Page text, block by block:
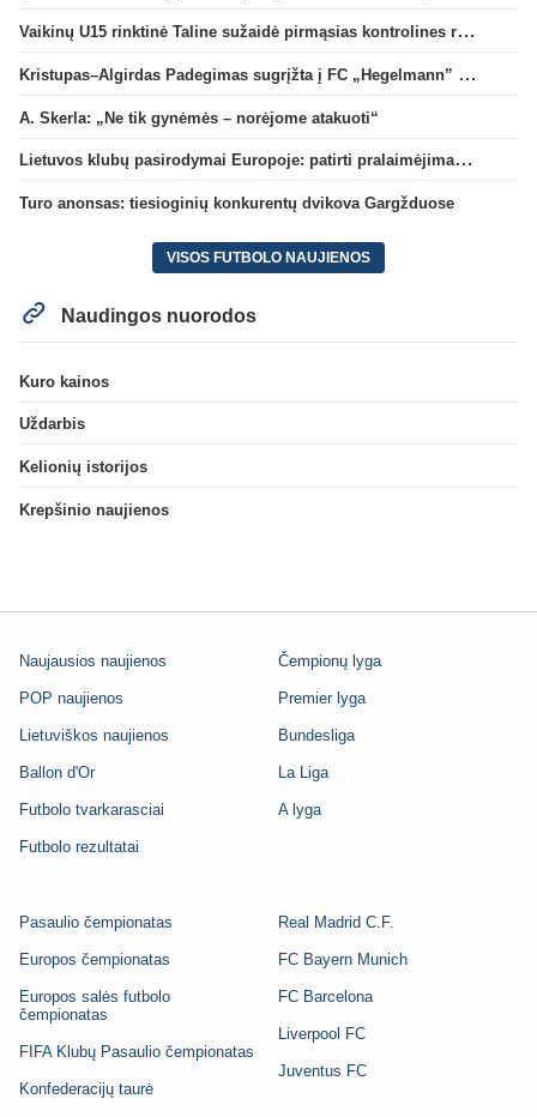
Vaikinų U15 rinktinė Taline sužaidė pirmąsias kontrolines rungtynes
Kristupas–Algirdas Padegimas sugrįžta į FC „Hegelmann” B sudėtį
A. Skerla: „Ne tik gynėmės – norėjome atakuoti“
Lietuvos klubų pasirodymai Europoje: patirti pralaimėjimai Kroatijos atstovams
Turo anonsas: tiesioginių konkurentų dvikova Gargžduose
VISOS FUTBOLO NAUJIENOS
Naudingos nuorodos
Kuro kainos
Uždarbis
Kelionių istorijos
Krepšinio naujienos
Naujausios naujienos
POP naujienos
Lietuviškos naujienos
Ballon d'Or
Futbolo tvarkarasciai
Futbolo rezultatai
Čempionų lyga
Premier lyga
Bundesliga
La Liga
A lyga
Pasaulio čempionatas
Europos čempionatas
Europos salės futbolo
čempionatas
FIFA Klubų Pasaulio čempionatas
Konfederacijų taurė
Real Madrid C.F.
FC Bayern Munich
FC Barcelona
Liverpool FC
Juventus FC